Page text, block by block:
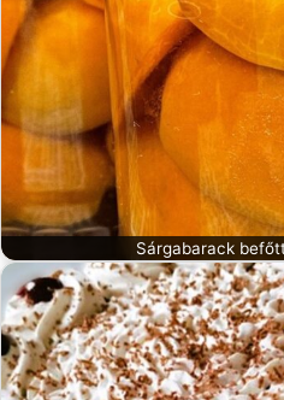
Sárgabarack